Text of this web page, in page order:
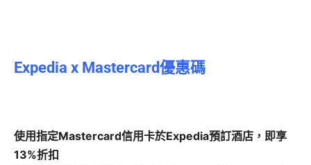
Expedia x Mastercard優惠碼
使用指定Mastercard信用卡於Expedia預訂酒店，即享
13%折扣